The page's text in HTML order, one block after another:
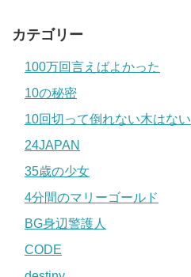
カテゴリー
100万回言えばよかった
10の秘密
10回切って倒れない木はない
24JAPAN
35歳の少女
4分間のマリーゴールド
BG身辺警護人
CODE